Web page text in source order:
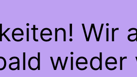
Wir
wieder